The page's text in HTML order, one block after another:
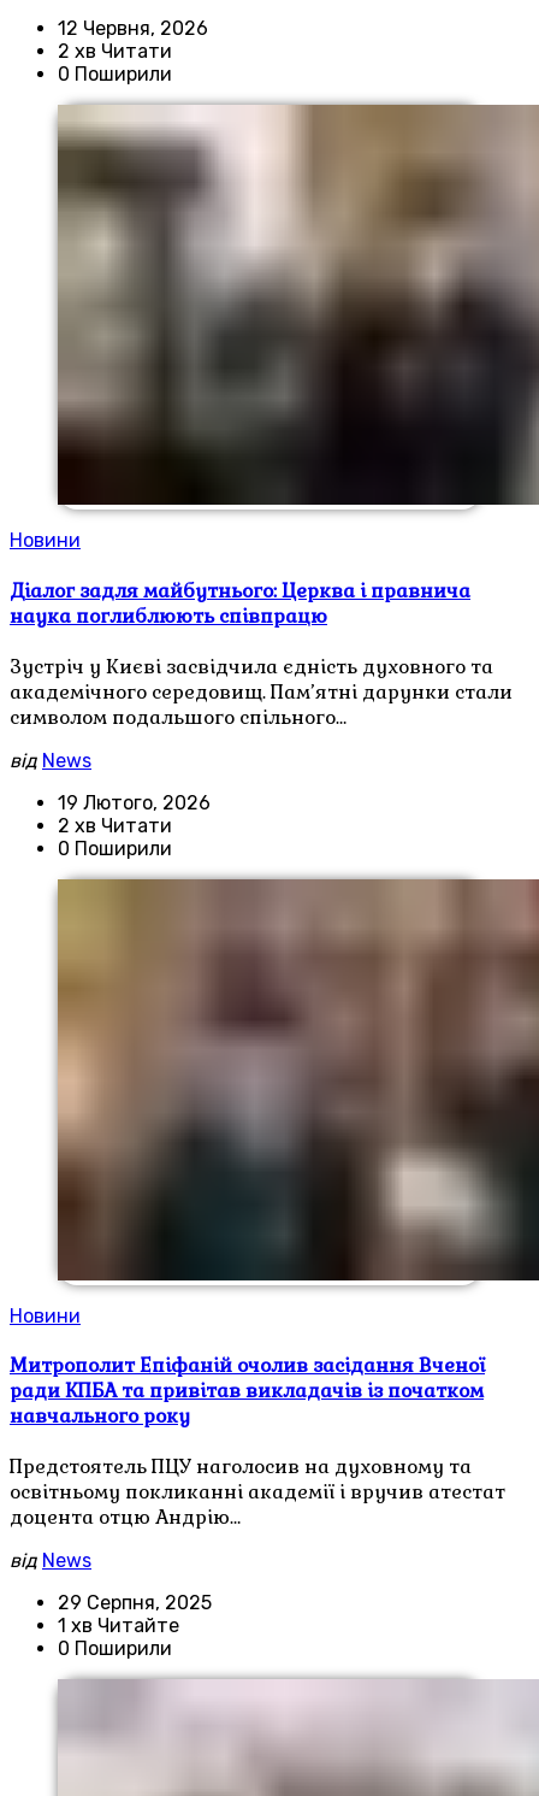
12 Червня, 2026
2 хв Читати
0 Поширили
Новини
Діалог задля майбутнього: Церква і правнича
наука поглиблюють співпрацю
Зустріч у Києві засвідчила єдність духовного та
академічного середовищ. Пам’ятні дарунки стали
символом подальшого спільного…
від News
19 Лютого, 2026
2 хв Читати
0 Поширили
Новини
Митрополит Епіфаній очолив засідання Вченої
ради КПБА та привітав викладачів із початком
навчального року
Предстоятель ПЦУ наголосив на духовному та
освітньому покликанні академії і вручив атестат
доцента отцю Андрію…
від News
29 Серпня, 2025
1 хв Читайте
0 Поширили